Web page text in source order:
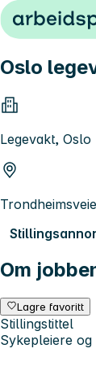
Hopp til
Oslo
Legevakt,
Om
Lagre favoritt
Stillingstittel
Sykepleiere